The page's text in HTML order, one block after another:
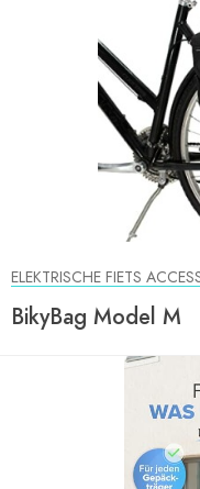
ELEKTRISCHE FIETS
BikyBag Model M